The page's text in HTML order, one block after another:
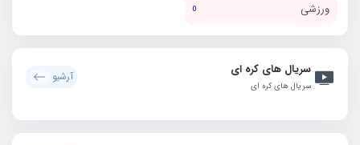
ورزشی 0
سریال های کره ای
سریال های کره ای
آرشیو